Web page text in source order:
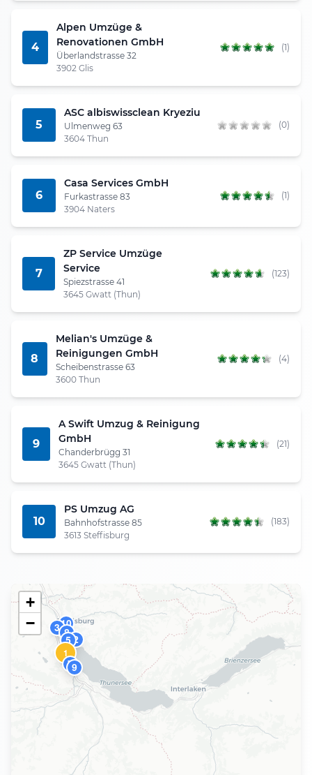
4
Alpen Umzüge &
Renovationen GmbH
Überlandstrasse 32
3902 Glis
(1)
5
ASC albiswissclean Kryeziu
Ulmenweg 63
3604 Thun
(0)
6
Casa Services GmbH
Furkastrasse 83
3904 Naters
(1)
7
ZP Service Umzüge
Service
Spiezstrasse 41
3645 Gwatt (Thun)
(123)
8
Melian's Umzüge &
Reinigungen GmbH
Scheibenstrasse 63
3600 Thun
(4)
9
A Swift Umzug & Reinigung
GmbH
Chanderbrügg 31
3645 Gwatt (Thun)
(21)
10
PS Umzug AG
Bahnhofstrasse 85
3613 Steffisburg
(183)
1
2
3
5
7
8
9
10
+
−